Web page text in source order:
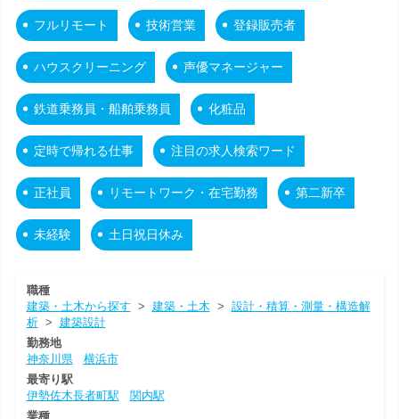
フルリモート 技術営業 登録販売者
ハウスクリーニング 声優マネージャー
鉄道乗務員・船舶乗務員 化粧品
定時で帰れる仕事 注目の求人検索ワード
正社員 リモートワーク・在宅勤務 第二新卒
未経験 土日祝日休み
職種
建築・土木から探す > 建築・土木 > 設計・積算・測量・構造解
析> 建築設計
勤務地
神奈川県
横浜市
最寄り駅
伊勢佐木長者町駅
関内駅
業種